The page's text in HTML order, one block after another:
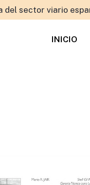
del sector viario
INICIO